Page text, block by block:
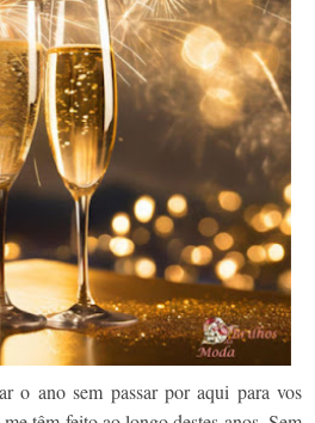
o ano sem passar por aqui para vos